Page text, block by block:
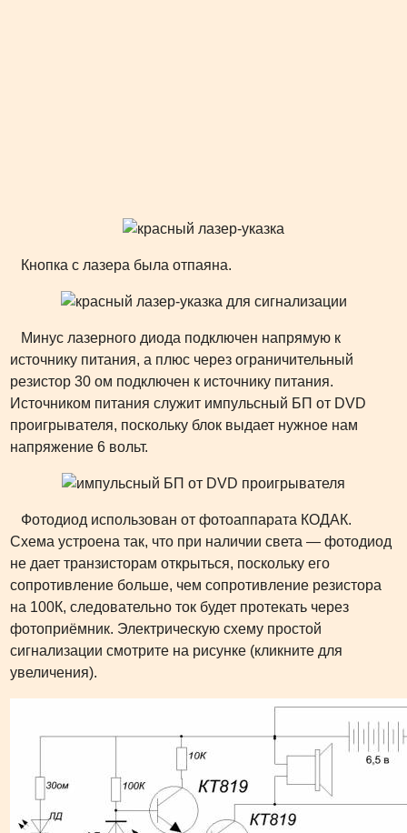
Кнопка с лазера была отпаяна.
Минус лазерного диода подключен напрямую к
источнику питания, а плюс через ограничительный
резистор 30 ом подключен к источнику питания.
Источником питания служит импульсный БП от DVD
проигрывателя, поскольку блок выдает нужное нам
напряжение 6 вольт.
Фотодиод использован от фотоаппарата КОДАК.
Схема устроена так, что при наличии света — фотодиод
не дает транзисторам открыться, поскольку его
сопротивление больше, чем сопротивление резистора
на 100К, следовательно ток будет протекать через
фотоприёмник. Электрическую схему простой
сигнализации смотрите на рисунке (кликните для
увеличения).